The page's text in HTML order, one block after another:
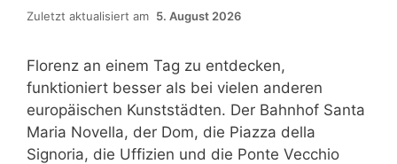
Zuletzt aktualisiert am 5. August 2026
Florenz an einem Tag zu entdecken,
funktioniert besser als bei vielen anderen
europäischen Kunststädten. Der Bahnhof Santa
Maria Novella, der Dom, die Piazza della
Signoria, die Uffizien und die Ponte Vecchio